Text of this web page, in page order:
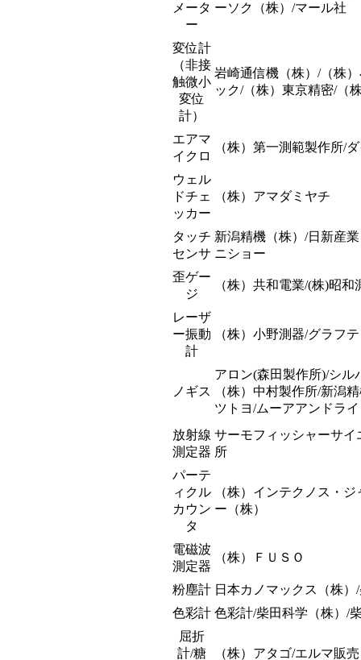
メータ
ー
ーソク（株）/マール社
変位計
（非接
触微小
変位
計）
岩崎通信機（株）/（株
ック/（株）東京精密/（
エアマ
イクロ
（株）第一測範製作所/
ウェル
ドチェ
ッカー
（株）アマダミヤチ
タッチ
センサ
新潟精機（株）/日新産
ニショー
歪ゲー
ジ
（株）共和電業/(株)昭
レーザ
ー振動
計
（株）小野測器/グラフ
ノギス
アロン(森田製作所)/シル
（株）中村製作所/新潟
ツトヨ/ムーアアンドラ
放射線
測定器
サーモフィッシャーサ
所
パーテ
ィクル
カウン
タ
（株）インテクノス・
ー（株）
電磁波
測定器
（株）ＦＵＳＯ
粉塵計 日本カノマックス（株
色彩計 色彩計/柴田科学（株）/
屈折
計/糖
（株）アタゴ/エルマ販